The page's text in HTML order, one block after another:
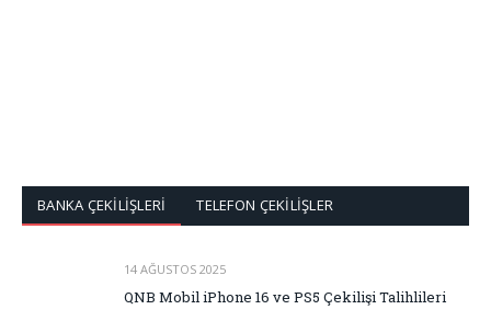
BANKA ÇEKİLİŞLERİ TELEFON ÇEKİLİŞLER
14 AĞUSTOS 2025
QNB Mobil iPhone 16 ve PS5 Çekilişi Talihlileri